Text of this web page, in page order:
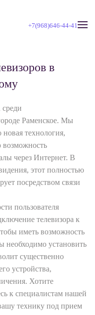
+7(968)646-44-41
в
среди
Раменское. Мы
технология,
возможность
через Интернет. В
этот полностью
посредством связи
пользователя
телевизора к
иметь возможность
необходимо установить
существенно
устройства,
Хотите
к специалистам нашей
технику под прием